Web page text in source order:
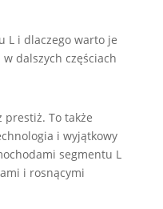
L i dlaczego warto je
dalszych częściach
prestiż. To także
i wyjątkowy
segmentu L
i rosnącymi